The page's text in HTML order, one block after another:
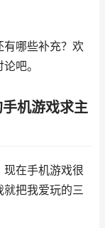
哪些补充？欢
吧。
机游戏求主
在手机游戏很
把我爱玩的三